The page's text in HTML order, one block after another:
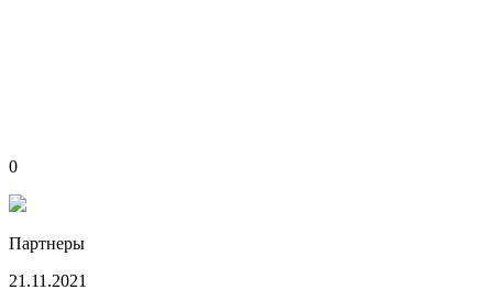
0
Партнеры
21.11.2021